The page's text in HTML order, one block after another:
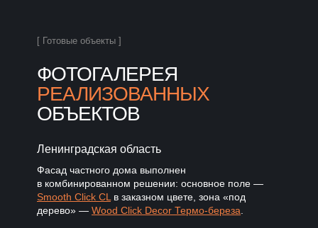
ФОТОГАЛЕРЕЯ
РЕАЛИЗОВАННЫХ
ОБЪЕКТОВ
[ Готовые объекты ]
Фасад частного дома выполнен
в комбинированном решении: основное поле —
Smooth Click CL в заказном цвете, зона «под
дерево» — Wood Click Decor Термо-береза
Ленинградская область